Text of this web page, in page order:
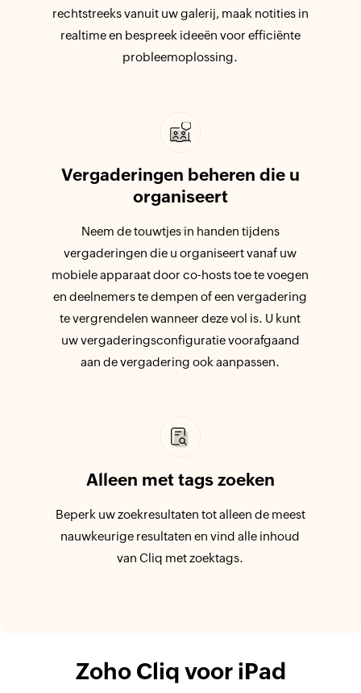
rechtstreeks vanuit uw galerij, maak notities in
realtime en bespreek ideeën voor efficiënte
probleemoplossing.
Vergaderingen beheren die u
organiseert
Neem de touwtjes in handen tijdens
vergaderingen die u organiseert vanaf uw
mobiele apparaat door co-hosts toe te voegen
en deelnemers te dempen of een vergadering
te vergrendelen wanneer deze vol is. U kunt
uw vergaderingsconfiguratie voorafgaand
aan de vergadering ook aanpassen.
Alleen met tags zoeken
Beperk uw zoekresultaten tot alleen de meest
nauwkeurige resultaten en vind alle inhoud
van Cliq met zoektags.
Zoho Cliq voor iPad